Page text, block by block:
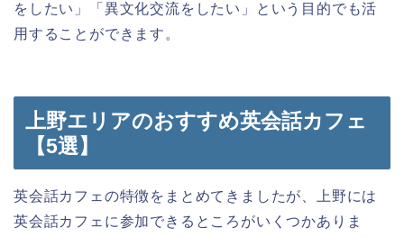
をしたい」「異文化交流をしたい」という目的でも活
用することができます。
上野エリアのおすすめ英会話カフェ
【5選】
英会話カフェの特徴をまとめてきましたが、上野には
英会話カフェに参加できるところがいくつかありま